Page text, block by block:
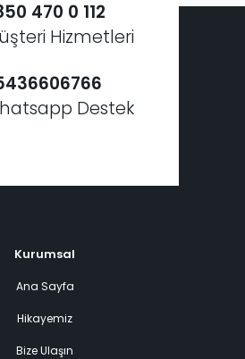
470 0 112
Hizmetleri
Destek
Kurumsal
Ana Sayfa
Hikayemiz
Bize Ulaşın